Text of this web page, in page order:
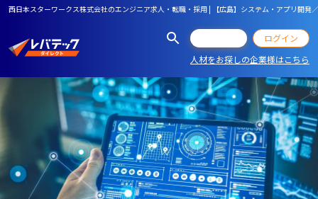
西日本スターワークス株式会社のエンジニア求人・転職・採用 | 【広島】システム・アプリ
ログイン
人材をお探しの企業様はこちら